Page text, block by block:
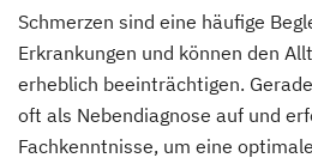
Schmerzen sind eine häufige
Erkrankungen und können den
erheblich beeinträchtigen.
oft als Nebendiagnose auf und
Fachkenntnisse, um eine